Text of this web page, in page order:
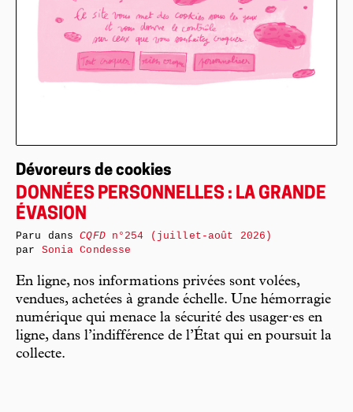
Dévoreurs de cookies
DONNÉES PERSONNELLES : LA GRANDE
ÉVASION
Paru dansCQFDn°254 (juillet-août 2026)
par Sonia Condesse
En ligne, nos informations privées sont volées,
vendues, achetées à grande échelle. Une hémorragie
numérique qui menace la sécurité des usager·es en
ligne, dans l’indifférence de l’État qui en poursuit la
collecte.